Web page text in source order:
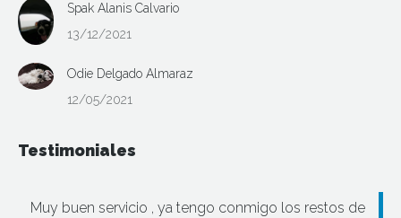
Spak Alanis Calvario
13/12/2021
Odie Delgado Almaraz
12/05/2021
Testimoniales
Muy buen servicio , ya tengo conmigo los restos de